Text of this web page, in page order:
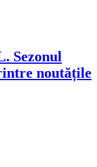
Sezonul
noutățile